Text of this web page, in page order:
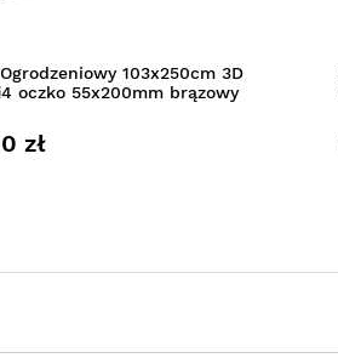
103x250cm 3D
oczko 55x200mm brązowy
zł